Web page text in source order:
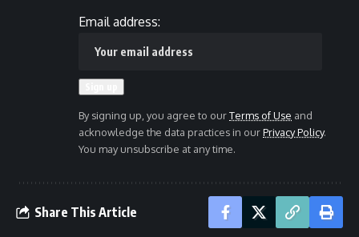
Email address:
By signing up, you agree to ourTerms of Use and
acknowledge the data practices in ourPrivacy Policy.
You may unsubscribe at any time.
Share This Article